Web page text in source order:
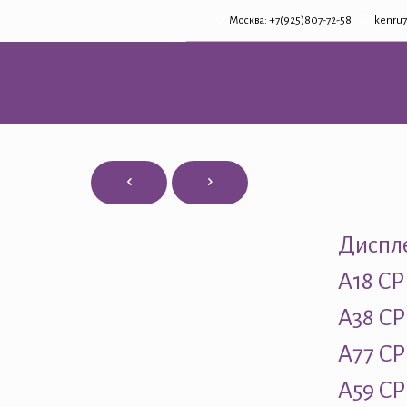
Москва: +7(925)807-72-58
A18
A38
A77
A59